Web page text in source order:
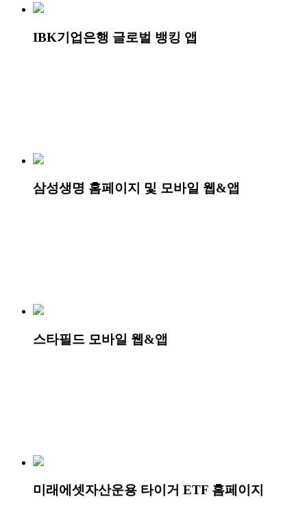
IBK기업은행 글로벌 뱅킹 앱
삼성생명 홈페이지 및 모바일 웹&앱
스타필드 모바일 웹&앱
미래에셋자산운용 타이거 ETF 홈페이지